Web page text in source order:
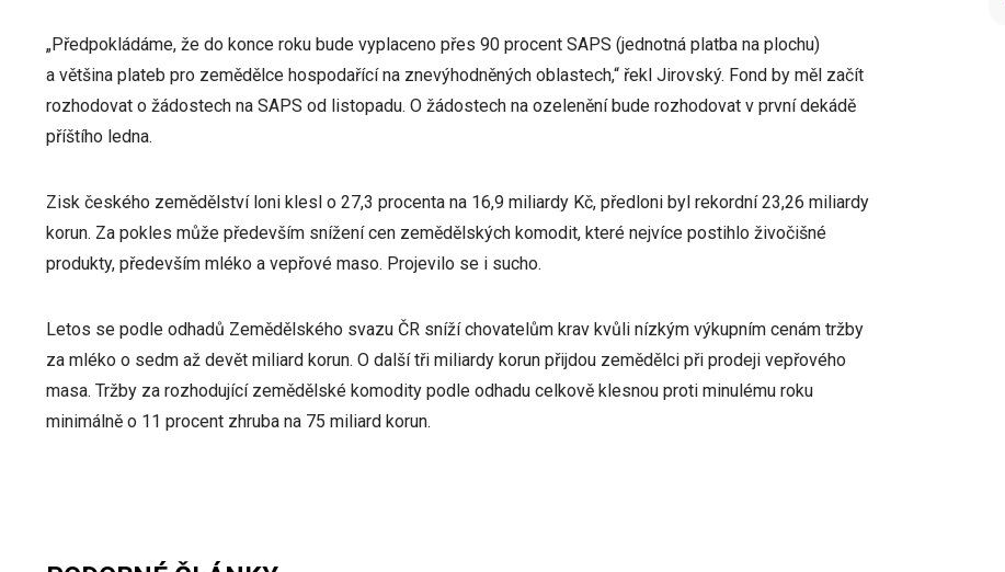
„Předpokládáme, že do konce roku bude vyplaceno přes 90 procent SAPS (jednotná platba na plochu)
a většina plateb pro zemědělce hospodařící na znevýhodněných oblastech,“ řekl Jirovský. Fond by měl začít
rozhodovat o žádostech na SAPS od listopadu. O žádostech na ozelenění bude rozhodovat v první dekádě
příštího ledna.
Zisk českého zemědělství loni klesl o 27,3 procenta na 16,9 miliardy Kč, předloni byl rekordní 23,26 miliardy
korun. Za pokles může především snížení cen zemědělských komodit, které nejvíce postihlo živočišné
produkty, především mléko a vepřové maso. Projevilo se i sucho.
Letos se podle odhadů Zemědělského svazu ČR sníží chovatelům krav kvůli nízkým výkupním cenám tržby
za mléko o sedm až devět miliard korun. O další tři miliardy korun přijdou zemědělci při prodeji vepřového
masa. Tržby za rozhodující zemědělské komodity podle odhadu celkově klesnou proti minulému roku
minimálně o 11 procent zhruba na 75 miliard korun.